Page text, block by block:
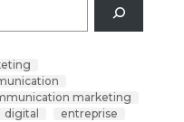
marketing
digital
entreprise